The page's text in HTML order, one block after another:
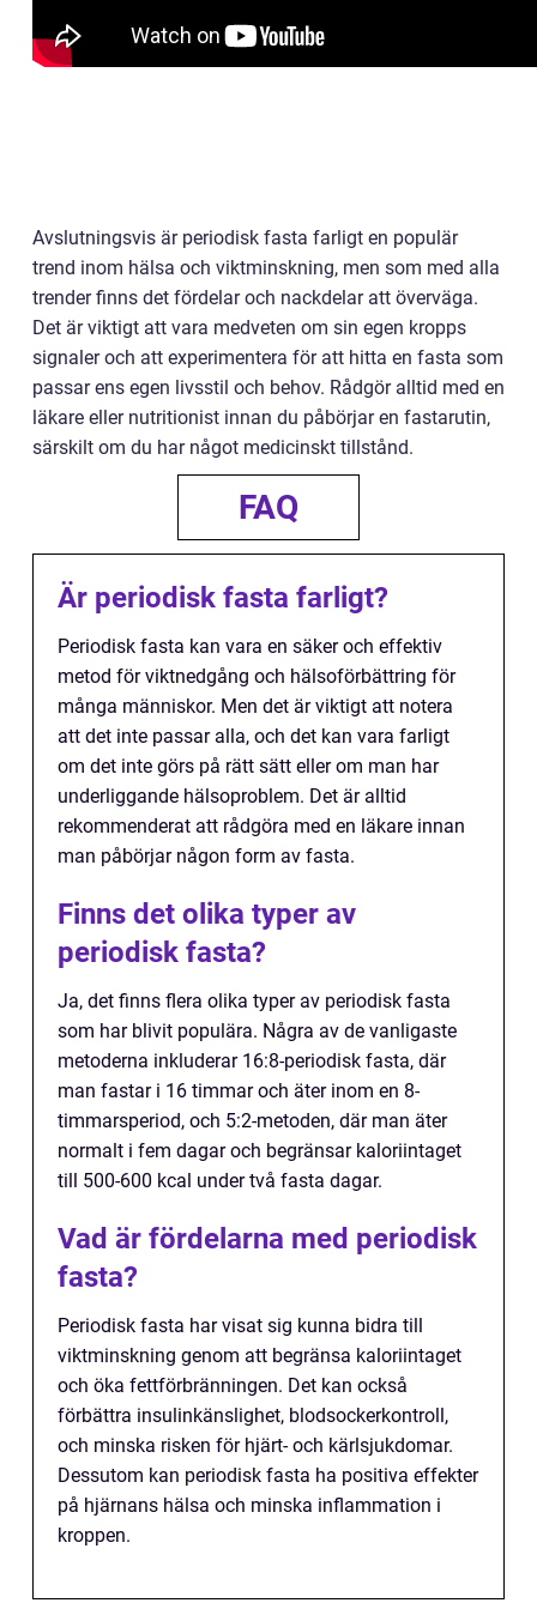
Avslutningsvis är periodisk fasta farligt en populär
trend inom hälsa och viktminskning, men som med alla
trender finns det fördelar och nackdelar att överväga.
Det är viktigt att vara medveten om sin egen kropps
signaler och att experimentera för att hitta en fasta som
passar ens egen livsstil och behov. Rådgör alltid med en
läkare eller nutritionist innan du påbörjar en fastarutin,
särskilt om du har något medicinskt tillstånd.
FAQ
Är periodisk fasta farligt?
Periodisk fasta kan vara en säker och effektiv
metod för viktnedgång och hälsoförbättring för
många människor. Men det är viktigt att notera
att det inte passar alla, och det kan vara farligt
om det inte görs på rätt sätt eller om man har
underliggande hälsoproblem. Det är alltid
rekommenderat att rådgöra med en läkare innan
man påbörjar någon form av fasta.
Finns det olika typer av
periodisk fasta?
Ja, det finns flera olika typer av periodisk fasta
som har blivit populära. Några av de vanligaste
metoderna inkluderar 16:8-periodisk fasta, där
man fastar i 16 timmar och äter inom en 8-
timmarsperiod, och 5:2-metoden, där man äter
normalt i fem dagar och begränsar kaloriintaget
till 500-600 kcal under två fasta dagar.
Vad är fördelarna med periodisk
fasta?
Periodisk fasta har visat sig kunna bidra till
viktminskning genom att begränsa kaloriintaget
och öka fettförbränningen. Det kan också
förbättra insulinkänslighet, blodsockerkontroll,
och minska risken för hjärt- och kärlsjukdomar.
Dessutom kan periodisk fasta ha positiva effekter
på hjärnans hälsa och minska inflammation i
kroppen.